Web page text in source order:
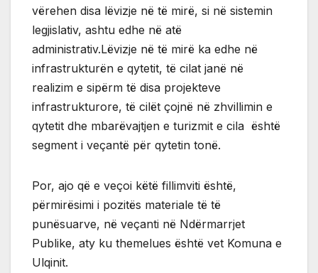
vërehen disa lëvizje në të mirë, si në sistemin
legjislativ, ashtu edhe në atë
administrativ.Lëvizje në të mirë ka edhe në
infrastrukturën e qytetit, të cilat janë në
realizim e sipërm të disa projekteve
infrastrukturore, të cilët çojnë në zhvillimin e
qytetit dhe mbarëvajtjen e turizmit e cila është
segment i veçantë për qytetin tonë.
Por, ajo që e veçoi këtë fillimviti është,
përmirësimi i pozitës materiale të të
punësuarve, në veçanti në Ndërmarrjet
Publike, aty ku themelues është vet Komuna e
Ulqinit.